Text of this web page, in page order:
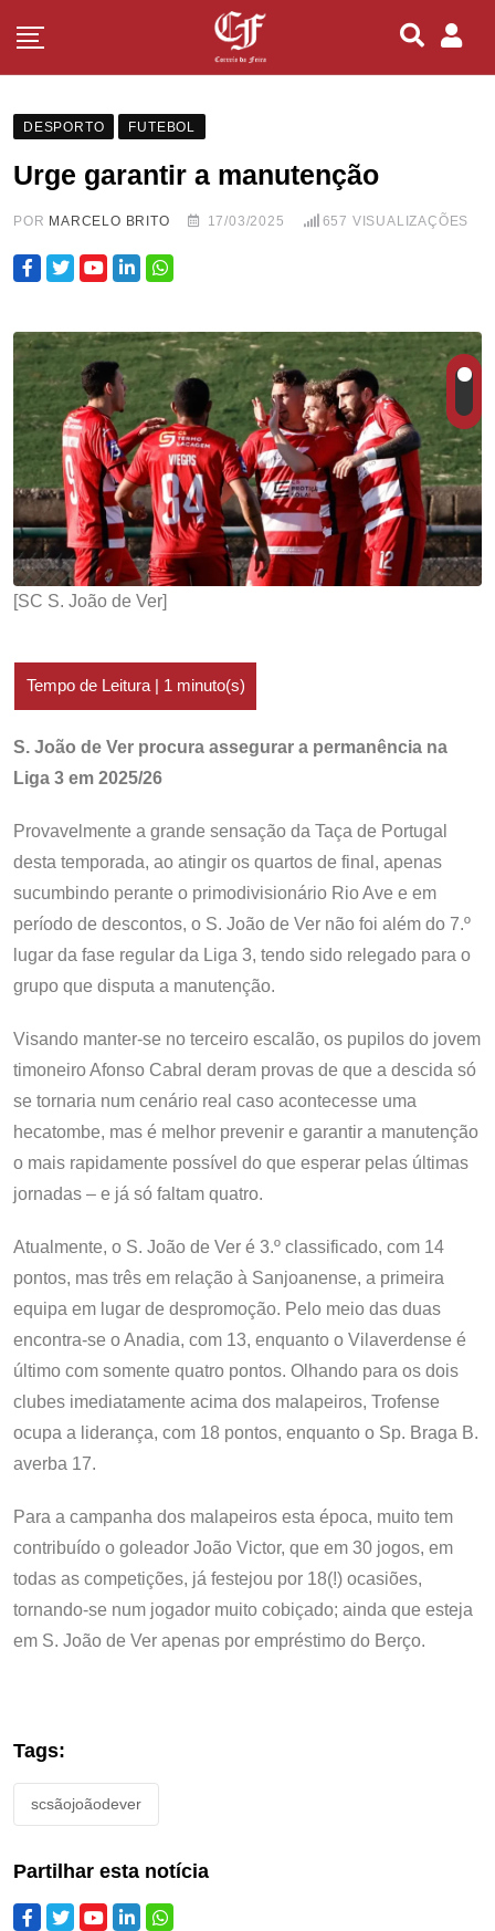
DESPORTO FUTEBOL
Urge garantir a manutenção
POR MARCELO BRITO 17/03/2025 657 VISUALIZAÇÕES
[SC S. João de Ver]
S. João de Ver procura assegurar a permanência na
Liga 3 em 2025/26
Provavelmente a grande sensação da Taça de Portugal
desta temporada, ao atingir os quartos de final, apenas
sucumbindo perante o primodivisionário Rio Ave e em
período de descontos, o S. João de Ver não foi além do 7.º
lugar da fase regular da Liga 3, tendo sido relegado para o
grupo que disputa a manutenção.
Visando manter-se no terceiro escalão, os pupilos do jovem
timoneiro Afonso Cabral deram provas de que a descida só
se tornaria num cenário real caso acontecesse uma
hecatombe, mas é melhor prevenir e garantir a manutenção
o mais rapidamente possível do que esperar pelas últimas
jornadas – e já só faltam quatro.
Atualmente, o S. João de Ver é 3.º classificado, com 14
pontos, mas três em relação à Sanjoanense, a primeira
equipa em lugar de despromoção. Pelo meio das duas
encontra-se o Anadia, com 13, enquanto o Vilaverdense é
último com somente quatro pontos. Olhando para os dois
clubes imediatamente acima dos malapeiros, Trofense
ocupa a liderança, com 18 pontos, enquanto o Sp. Braga B.
averba 17.
Para a campanha dos malapeiros esta época, muito tem
contribuído o goleador João Victor, que em 30 jogos, em
todas as competições, já festejou por 18(!) ocasiões,
tornando-se num jogador muito cobiçado; ainda que esteja
em S. João de Ver apenas por empréstimo do Berço.
Tags:
scsãojoãodever
Partilhar esta notícia